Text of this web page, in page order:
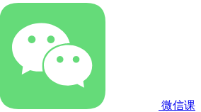
微信课